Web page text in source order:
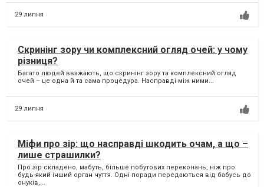
29 липня
Скринінг зору чи комплексний огляд очей: у чому
різниця?
Багато людей вважають, що скринінг зору та комплексний огляд
очей – це одна й та сама процедура. Насправді між ними...
29 липня
Міфи про зір: що насправді шкодить очам, а що –
лише страшилки?
Про зір складено, мабуть, більше побутових переконань, ніж про
будь-який інший орган чуття. Одні поради передаються від бабусь до
онуків,...